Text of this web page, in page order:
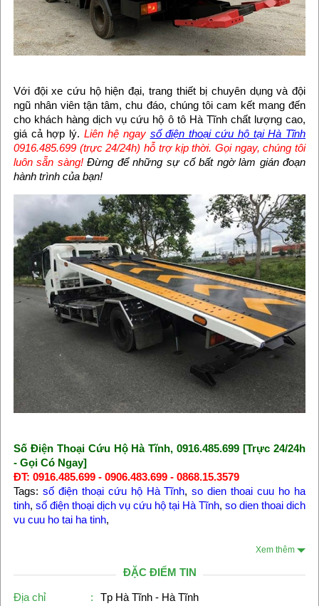
Với đội xe cứu hộ hiện đại, trang thiết bị chuyên dụng và đội
ngũ nhân viên tận tâm, chu đáo, chúng tôi cam kết mang đến
cho khách hàng dịch vụ cứu hộ ô tô Hà Tĩnh chất lượng cao,
giá cả hợp lý. Liên hệ ngay số điện thoại cứu hộ tại Hà Tĩnh
0916.485.699 (trực 24/24h) hỗ trợ kịp thời. Gọi ngay, chúng tôi
luôn sẵn sàng!Đừng để những sự cố bất ngờ làm gián đoạn
hành trình của bạn!
Số Điện Thoại Cứu Hộ Hà Tĩnh, 0916.485.699 [Trực 24/24h
- Gọi Có Ngay]
ĐT: 0916.485.699 - 0906.483.699 - 0868.15.3579
Tags: số điện thoại cứu hộ Hà Tĩnh,so dien thoai cuu ho ha
tinh, số điện thoại dịch vụ cứu hộ tại Hà Tĩnh,so dien thoai dich
vu cuu ho tai ha tinh,
Xem thêm
ĐẶC ĐIỂM TIN
Địa chỉ : Tp Hà Tĩnh - Hà Tĩnh